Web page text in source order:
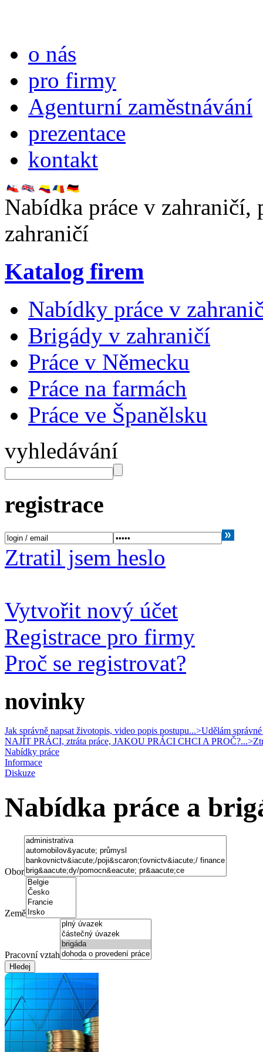
o nás
pro firmy
Agenturní zaměstnávání
prezentace
kontakt
Nabídka práce v zahraničí,
zahraničí
Katalog firem
Nabídky práce v
Brigády v zahraničí
Práce v Německu
Práce na farmách
Práce ve Španělsku
vyhledávání
registrace
Ztratil jsem heslo
Vytvořit nový účet
Registrace pro firmy
Proč se registrovat?
novinky
Jak správně napsat životopis, video popis postupu...>Udělám
NAJÍT PRÁCI, ztráta práce, JAKOU PRÁCI CHCI A PROČ?...>
Nabídky práce
Informace
Diskuze
Nabídka práce a
Obor
Země
Pracovní vztah